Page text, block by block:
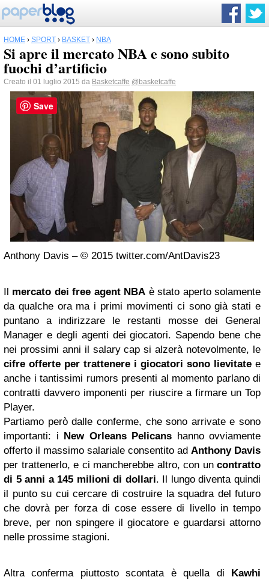
HOME › SPORT › BASKET › NBA
Si apre il mercato NBA e sono subito
fuochi d’artificio
Creato il 01 luglio 2015 da Basketcaffe @basketcaffe
Anthony Davis – © 2015 twitter.com/AntDavis23
Il mercato dei free agent NBA è stato aperto solamente
da qualche ora ma i primi movimenti ci sono già stati e
puntano a indirizzare le restanti mosse dei General
Manager e degli agenti dei giocatori. Sapendo bene che
nei prossimi anni il salary cap si alzerà notevolmente, le
cifre offerte per trattenere i giocatori sono lievitate e
anche i tantissimi rumors presenti al momento parlano di
contratti davvero imponenti per riuscire a firmare un Top
Player.
Partiamo però dalle conferme, che sono arrivate e sono
importanti: i New Orleans Pelicans hanno ovviamente
offerto il massimo salariale consentito ad Anthony Davis
per trattenerlo, e ci mancherebbe altro, con un contratto
di 5 anni a 145 milioni di dollari. Il lungo diventa quindi
il punto su cui cercare di costruire la squadra del futuro
che dovrà per forza di cose essere di livello in tempo
breve, per non spingere il giocatore e guardarsi attorno
nelle prossime stagioni.
Altra conferma piuttosto scontata è quella di Kawhi
Save